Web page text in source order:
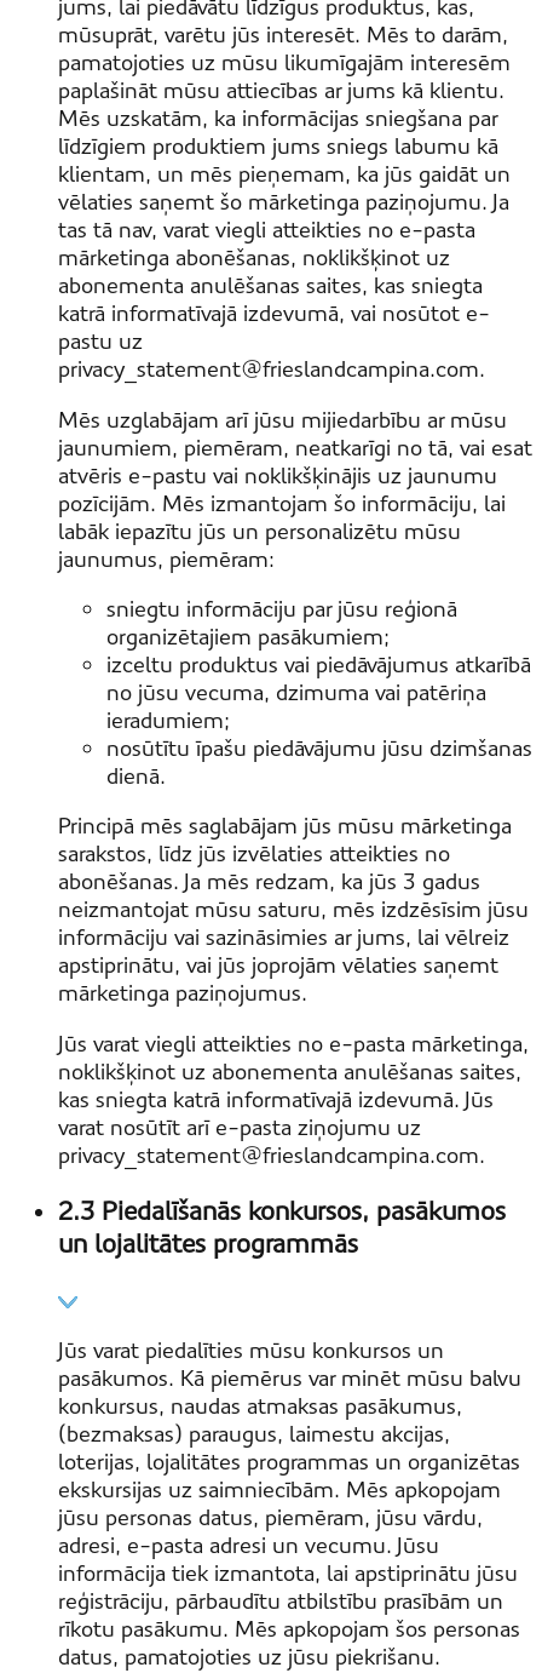
jums, lai piedāvātu līdzīgus produktus, kas,
mūsuprāt, varētu jūs interesēt. Mēs to darām,
pamatojoties uz mūsu likumīgajām interesēm
paplašināt mūsu attiecības ar jums kā klientu.
Mēs uzskatām, ka informācijas sniegšana par
līdzīgiem produktiem jums sniegs labumu kā
klientam, un mēs pieņemam, ka jūs gaidāt un
vēlaties saņemt šo mārketinga paziņojumu. Ja
tas tā nav, varat viegli atteikties no e-pasta
mārketinga abonēšanas, noklikšķinot uz
abonementa anulēšanas saites, kas sniegta
katrā informatīvajā izdevumā, vai nosūtot e-
pastu uz
privacy_statement@frieslandcampina.com.
Mēs uzglabājam arī jūsu mijiedarbību ar mūsu
jaunumiem, piemēram, neatkarīgi no tā, vai esat
atvēris e-pastu vai noklikšķinājis uz jaunumu
pozīcijām. Mēs izmantojam šo informāciju, lai
labāk iepazītu jūs un personalizētu mūsu
jaunumus, piemēram:
sniegtu informāciju par jūsu reģionā
organizētajiem pasākumiem;
izceltu produktus vai piedāvājumus atkarībā
no jūsu vecuma, dzimuma vai patēriņa
ieradumiem;
nosūtītu īpašu piedāvājumu jūsu dzimšanas
dienā.
Principā mēs saglabājam jūs mūsu mārketinga
sarakstos, līdz jūs izvēlaties atteikties no
abonēšanas. Ja mēs redzam, ka jūs 3 gadus
neizmantojat mūsu saturu, mēs izdzēsīsim jūsu
informāciju vai sazināsimies ar jums, lai vēlreiz
apstiprinātu, vai jūs joprojām vēlaties saņemt
mārketinga paziņojumus.
Jūs varat viegli atteikties no e-pasta mārketinga,
noklikšķinot uz abonementa anulēšanas saites,
kas sniegta katrā informatīvajā izdevumā. Jūs
varat nosūtīt arī e-pasta ziņojumu uz
privacy_statement@frieslandcampina.com.
2.3 Piedalīšanās konkursos, pasākumos
un lojalitātes programmās
Jūs varat piedalīties mūsu konkursos un
pasākumos. Kā piemērus var minēt mūsu balvu
konkursus, naudas atmaksas pasākumus,
(bezmaksas) paraugus, laimestu akcijas,
loterijas, lojalitātes programmas un organizētas
ekskursijas uz saimniecībām. Mēs apkopojam
jūsu personas datus, piemēram, jūsu vārdu,
adresi, e-pasta adresi un vecumu. Jūsu
informācija tiek izmantota, lai apstiprinātu jūsu
reģistrāciju, pārbaudītu atbilstību prasībām un
rīkotu pasākumu. Mēs apkopojam šos personas
datus, pamatojoties uz jūsu piekrišanu.